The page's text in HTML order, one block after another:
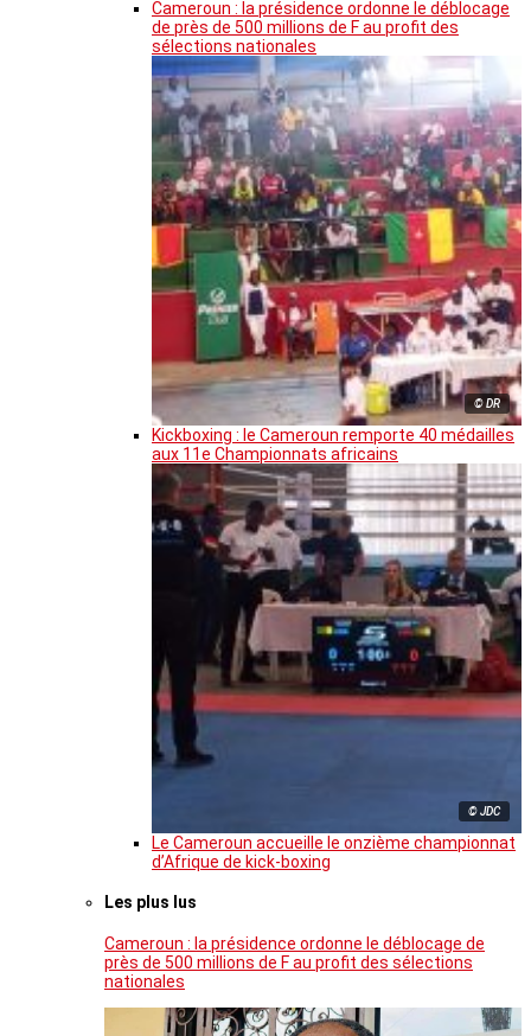
Cameroun : la présidence ordonne le déblocage
de près de 500 millions de F au profit des
sélections nationales
© DR
Kickboxing : le Cameroun remporte 40 médailles
aux 11e Championnats africains
© JDC
Le Cameroun accueille le onzième championnat
d’Afrique de kick-boxing
Les plus lus
Cameroun : la présidence ordonne le déblocage de
près de 500 millions de F au profit des sélections
nationales